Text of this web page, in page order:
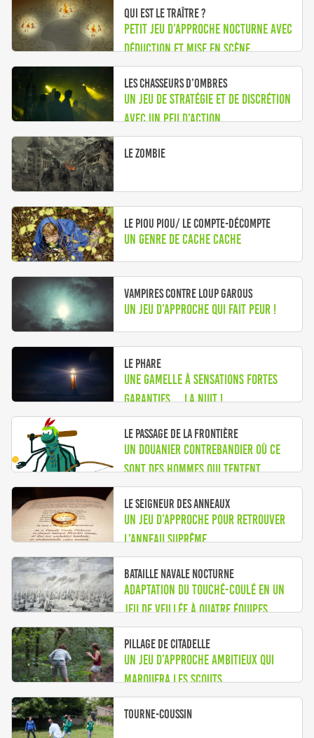
Qui est le Traître ?
Petit jeu d’approche nocturne avec
déduction et mise en scène
Les chasseurs d’ombres
Un jeu de stratégie et de discrétion
avec un peu d’action
Le Zombie
Le Piou piou/ Le Compte-Décompte
Un genre de cache cache
Vampires contre loup garous
Un jeu d’approche qui fait peur !
Le Phare
Une gamelle à sensations fortes
garanties ... la nuit !
Le passage de la frontière
Un douanier contrebandier où ce
sont des hommes qui tentent
d’entrer dans un pays.
Le Seigneur des Anneaux
Un jeu d’approche pour retrouver
l’Anneau Suprême
Bataille navale nocturne
Adaptation du touché-coulé en un
jeu de veillée à quatre équipes.
Pillage de Citadelle
Un jeu d’approche ambitieux qui
marquera les scouts
Tourne-coussin